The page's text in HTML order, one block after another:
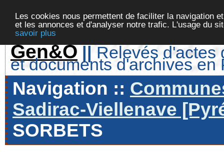
Les cookies nous permettent de faciliter la navigation
et les annonces et d'analyser notre trafic. L'usage du
savoir plus
Gen&O || Relevés d'actes
et documents d'archives en
Navigation ::
Sadirac-Viellenave
SORBETS